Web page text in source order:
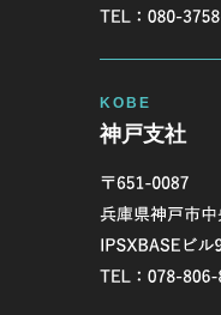
神戸支社